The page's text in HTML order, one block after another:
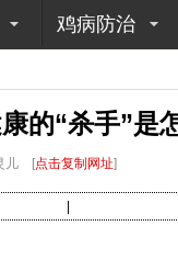
鸡病防治
的“杀手”是
儿 [点击复制网址]